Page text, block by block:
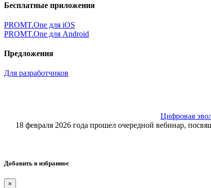
Бесплатные приложения
PROMT.One для iOS
PROMT.One для Android
Предложения
Для разработчиков
Цифровая
18 февраля 2026 года прошел очередной вебинар,
Добавить в избранное
×